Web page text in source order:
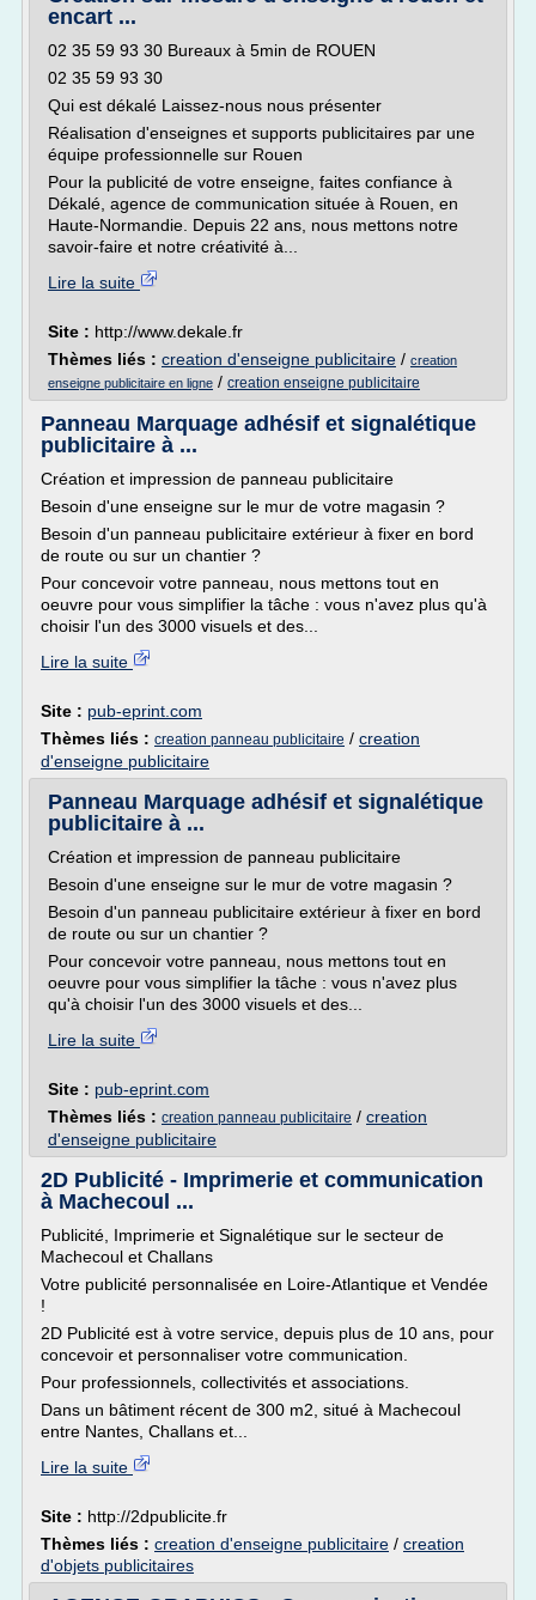
encart ...
02 35 59 93 30 Bureaux à 5min de ROUEN
02 35 59 93 30
Qui est dékalé Laissez-nous nous présenter
Réalisation d'enseignes et supports publicitaires par une
équipe professionnelle sur Rouen
Pour la publicité de votre enseigne, faites confiance à
Dékalé, agence de communication située à Rouen, en
Haute-Normandie. Depuis 22 ans, nous mettons notre
savoir-faire et notre créativité à...
Lire la suite
Site : http://www.dekale.fr
Thèmes liés : creation d'enseigne publicitaire / creation
enseigne publicitaire en ligne / creation enseigne publicitaire
Panneau Marquage adhésif et signalétique
publicitaire à ...
Création et impression de panneau publicitaire
Besoin d'une enseigne sur le mur de votre magasin ?
Besoin d'un panneau publicitaire extérieur à fixer en bord
de route ou sur un chantier ?
Pour concevoir votre panneau, nous mettons tout en
oeuvre pour vous simplifier la tâche : vous n'avez plus qu'à
choisir l'un des 3000 visuels et des...
Lire la suite
Site : pub-eprint.com
Thèmes liés : creation panneau publicitaire / creation
d'enseigne publicitaire
Panneau Marquage adhésif et signalétique
publicitaire à ...
Création et impression de panneau publicitaire
Besoin d'une enseigne sur le mur de votre magasin ?
Besoin d'un panneau publicitaire extérieur à fixer en bord
de route ou sur un chantier ?
Pour concevoir votre panneau, nous mettons tout en
oeuvre pour vous simplifier la tâche : vous n'avez plus
qu'à choisir l'un des 3000 visuels et des...
Lire la suite
Site : pub-eprint.com
Thèmes liés : creation panneau publicitaire / creation
d'enseigne publicitaire
2D Publicité - Imprimerie et communication
à Machecoul ...
Publicité, Imprimerie et Signalétique sur le secteur de
Machecoul et Challans
Votre publicité personnalisée en Loire-Atlantique et Vendée
!
2D Publicité est à votre service, depuis plus de 10 ans, pour
concevoir et personnaliser votre communication.
Pour professionnels, collectivités et associations.
Dans un bâtiment récent de 300 m2, situé à Machecoul
entre Nantes, Challans et...
Lire la suite
Site : http://2dpublicite.fr
Thèmes liés : creation d'enseigne publicitaire / creation
d'objets publicitaires